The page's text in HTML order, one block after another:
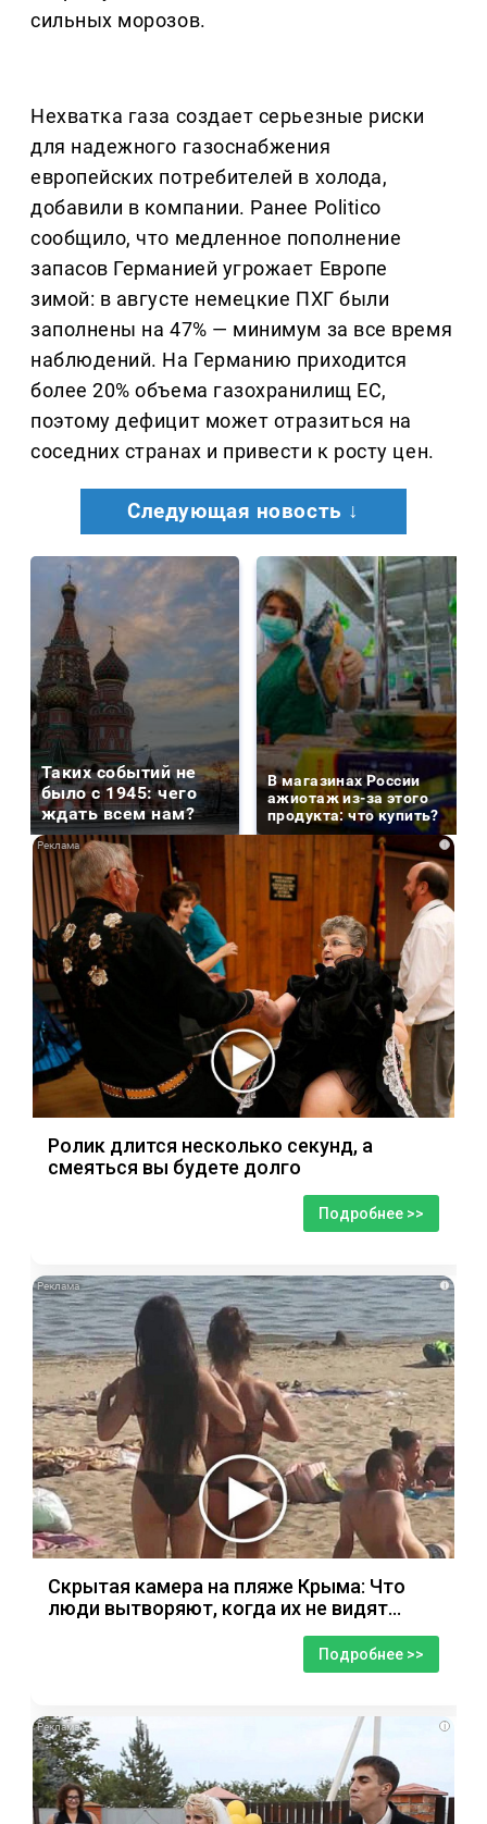
сильных морозов.
Нехватка газа создает серьезные риски
для надежного газоснабжения
европейских потребителей в холода,
добавили в компании. Ранее Politico
сообщило, что медленное пополнение
запасов Германией угрожает Европе
зимой: в августе немецкие ПХГ были
заполнены на 47% — минимум за все время
наблюдений. На Германию приходится
более 20% объема газохранилищ ЕС,
поэтому дефицит может отразиться на
соседних странах и привести к росту цен.
Следующая новость ↓
Таких событий не
было с 1945: чего
ждать всем нам?
В магазинах России
ажиотаж из-за этого
продукта: что купить?
i
Ролик длится несколько секунд, а
смеяться вы будете долго
Подробнее >>
i
Скрытая камера на пляже Крыма: Что
люди вытворяют, когда их не видят...
Подробнее >>
i